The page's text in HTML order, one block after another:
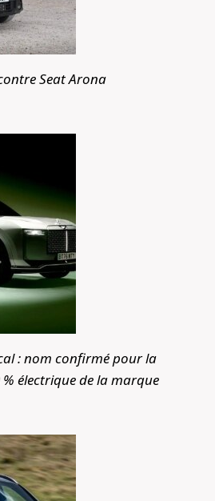
Seat Arona
: nom confirmé pour la
électrique de la marque